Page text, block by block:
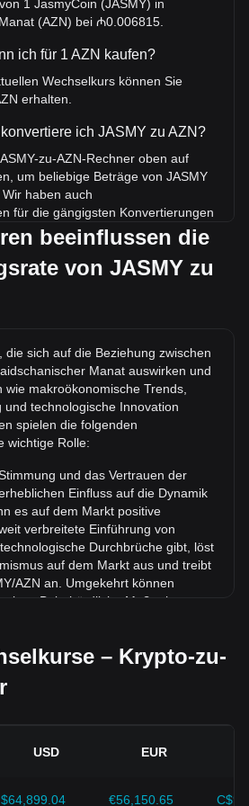
1 JasmyCoin (JASMY) in
(AZN) bei ₼0.006815.
ich für 1 AZN kaufen?
Wechselkurs können Sie
erhalten.
ich JASMY zu AZN?
zu-AZN-Rechner oben auf
um beliebige Beträge von JASMY
haben auch
für die gängigsten Konvertierungen
entsprechen 5 AZN 733.64
etwa 0.03408AZN kosten.
Kurs von JASMY/AZN aller
ob der Wert von 1
Allzeithoch übertreffen wird.
von in AZN?
der Wechselkurs von JasmyCoin
Im vergangenen Monat ist
(AZN) um 8.01% gefallen.
beeinflussen die
von JASMY zu
die sich auf die Beziehung zwischen
Manat auswirken und
makroökonomische Trends,
und technologische Innovation
spielen die folgenden
wichtige Rolle:
und das Vertrauen der
Einfluss auf die Dynamik
es auf dem Markt positive
verbreitete Einführung von
Durchbrüche gibt, löst
auf dem Markt aus und treibt
AZN an. Umgekehrt können
wie z. B. behördliche Maßnahmen
Die Regierungspolitik und die
umgeben, haben einen
der Anleger in Kryptowährungen
die Entwicklung von
– Krypto-zu-
USD EUR
$64,899.04 €56,150.65